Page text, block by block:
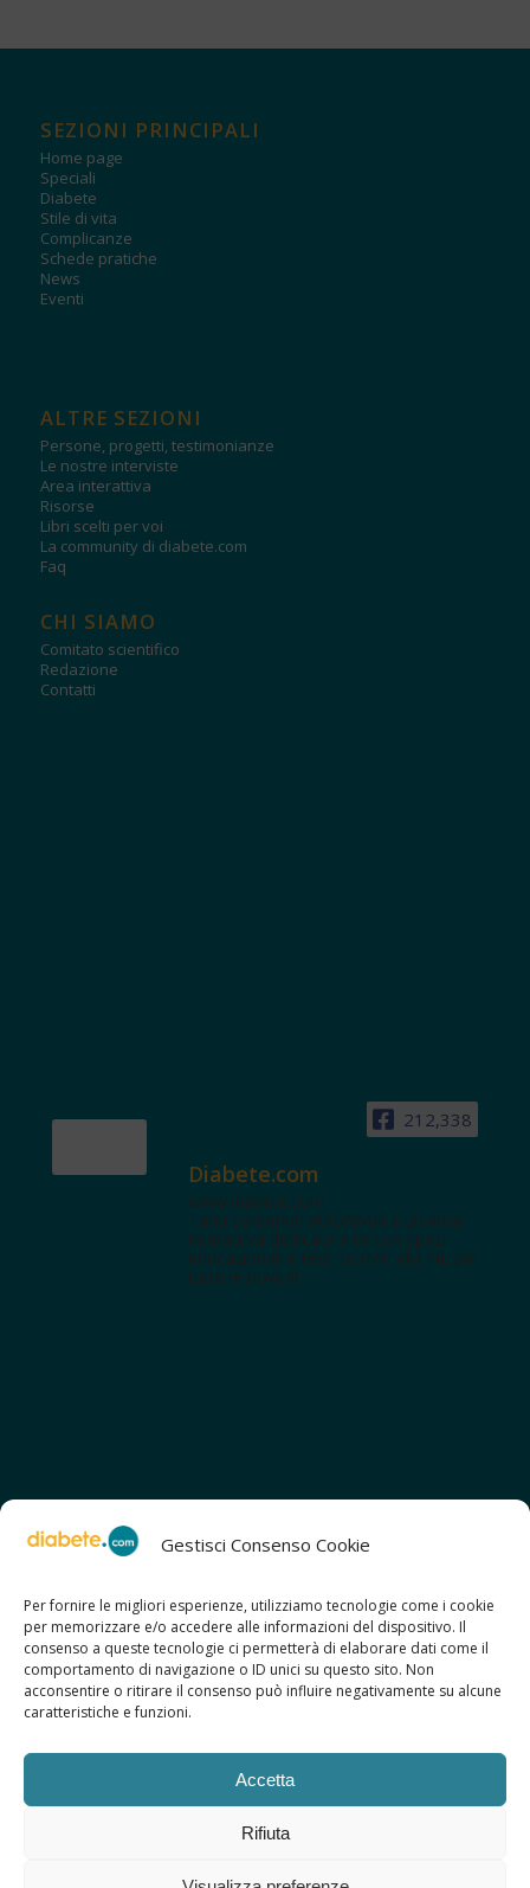
Gestisci Consenso Cookie
Per fornire le migliori esperienze, utilizziamo tecnologie come i cookie
per memorizzare e/o accedere alle informazioni del dispositivo. Il
consenso a queste tecnologie ci permetterà di elaborare dati come il
comportamento di navigazione o ID unici su questo sito. Non
acconsentire o ritirare il consenso può influire negativamente su alcune
caratteristiche e funzioni.
Accetta
Rifiuta
SEZIONI PRINCIPALI
Home page
Speciali
Diabete
Stile di vita
Complicanze
Schede pratiche
News
Eventi
ALTRE SEZIONI
Persone, progetti, testimonianze
Le nostre interviste
Area interattiva
Risorse
Libri scelti per voi
La community di diabete.com
Faq
CHI SIAMO
Comitato scientifico
Redazione
Contatti
212,338
Diabete.com
www.diabete.com
Tanti contenuti autorevoli e un'area
interattiva dedicata a te con spazi
educazionali e test. Iscriviti alla NL per
tutte le novità!
SCOPRI ANCHE:
> ilmiodiabete.com
> casadiabete.it
> digitaldiabetes.srl
> obesitalia.com
© 2026 Copyright - Diabete.com